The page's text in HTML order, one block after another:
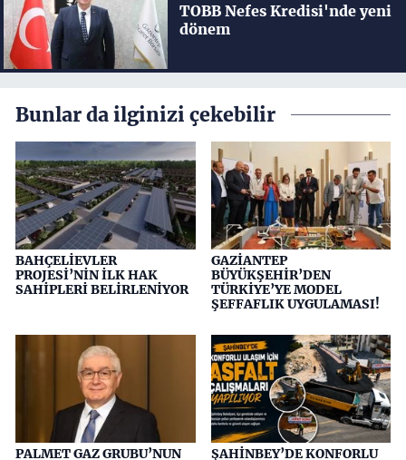
TOBB Nefes Kredisi'nde yeni
dönem
Bunlar da ilginizi çekebilir
BAHÇELİEVLER
PROJESİ’NİN İLK HAK
SAHİPLERİ BELİRLENİYOR
GAZİANTEP
BÜYÜKŞEHİR’DEN
TÜRKİYE’YE MODEL
ŞEFFAFLIK UYGULAMASI!
PALMET GAZ GRUBU’NUN ŞAHİNBEY’DE KONFORLU